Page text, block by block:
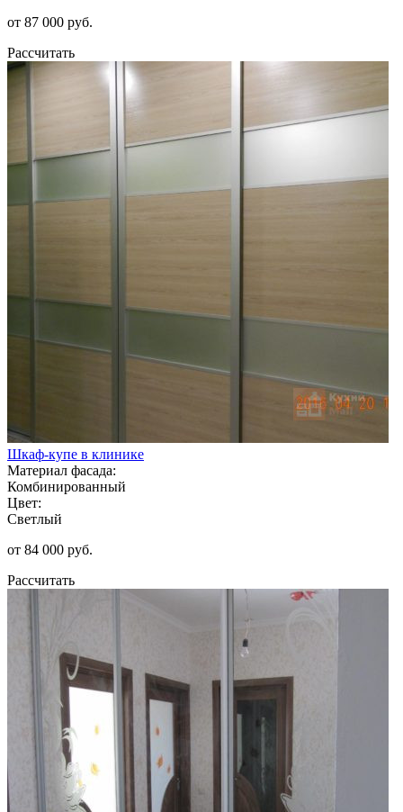
от 87 000 руб.
Рассчитать
Шкаф-купе в клинике
Материал фасада:
Комбинированный
Цвет:
Светлый
от 84 000 руб.
Рассчитать